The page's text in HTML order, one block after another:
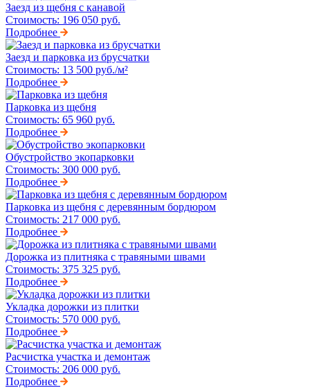
Заезд из щебня с канавой
Стоимость: 196 050 руб.
Подробнее
Заезд и парковка из брусчатки
Стоимость: 13 500 руб./м²
Подробнее
Парковка из щебня
Стоимость: 65 960 руб.
Подробнее
Обустройство экопарковки
Стоимость: 300 000 руб.
Подробнее
Парковка из щебня с деревянным бордюром
Стоимость: 217 000 руб.
Подробнее
Дорожка из плитняка с травяными швами
Стоимость: 375 325 руб.
Подробнее
Укладка дорожки из плитки
Стоимость: 570 000 руб.
Подробнее
Расчистка участка и демонтаж
Стоимость: 206 000 руб.
Подробнее